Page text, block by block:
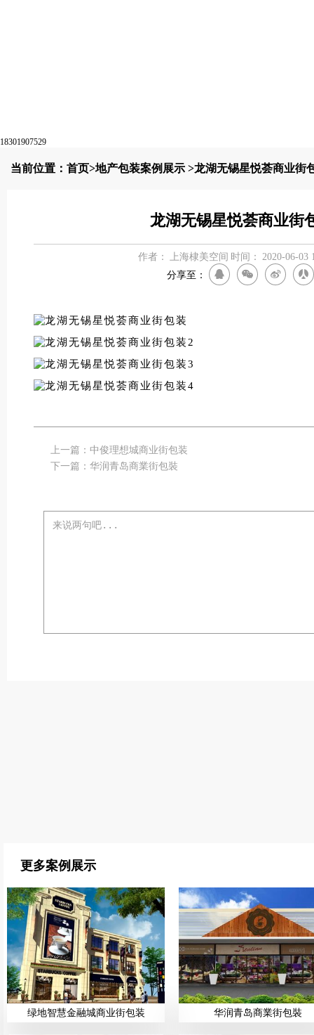
18301907529
当前位置： 首页>地产包装案例展示>龙湖无锡星悦荟商业街
龙湖无锡星悦荟商业街
作者： 上海棣美空间 时间：
2020-06-03
分享至：
上一篇： 中俊理想城商业街包装
下一篇：华润青岛商業街包裝
更多案例展示
绿地智慧金融城商业街包装 华润青岛商業街包裝